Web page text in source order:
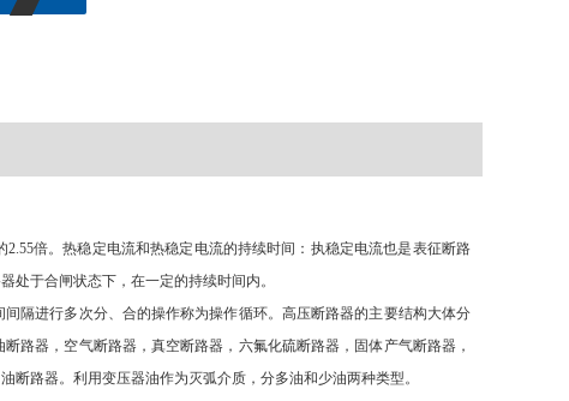
倍。热稳定电流和热稳定电流的持续时间：执稳定电流也是表征断路
处于合闸状态下，在一定的持续时间内。
隔进行多次分、合的操作称为操作循环。高压断路器的主要结构大体分
路器，空气断路器，真空断路器，六氟化硫断路器，固体产气断路器，
路器。利用变压器油作为灭弧介质，分多油和少油两种类型。